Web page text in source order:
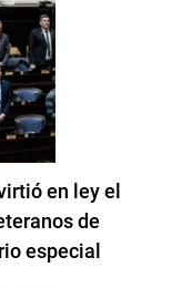
en ley el
de
especial